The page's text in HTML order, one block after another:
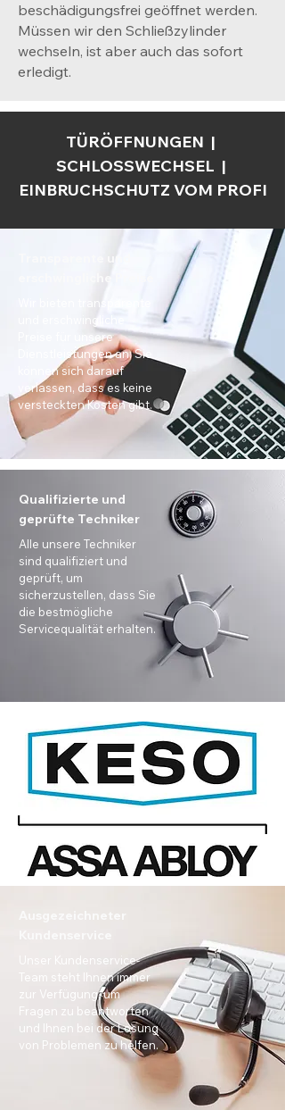
beschädigungsfrei geöffnet werden.
Müssen wir den Schließzylinder
wechseln, ist aber auch das sofort
erledigt.
TÜRÖFFNUNGEN |
SCHLOSSWECHSEL |
EINBRUCHSCHUTZ VOM PROFI
Wir bieten transparente
und erschwingliche
Preise für unsere
Dienstleistungen an. Sie
können sich darauf
verlassen, dass es keine
versteckten Kosten gibt.
Qualifizierte und
geprüfte Techniker
Alle unsere Techniker
sind qualifiziert und
geprüft, um
sicherzustellen, dass Sie
die bestmögliche
Servicequalität erhalten.
Unser Kundenservice-
Team steht Ihnen immer
zur Verfügung, um
Fragen zu beantworten
und Ihnen bei der Lösung
von Problemen zu helfen.